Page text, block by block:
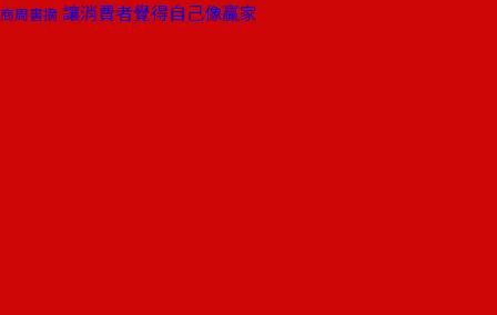
商周書摘 讓消費者覺得自己像贏家